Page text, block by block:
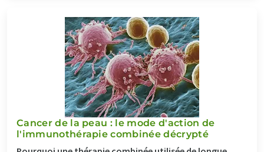
Cancer de la peau : le mode d'action de
l'immunothérapie combinée décrypté